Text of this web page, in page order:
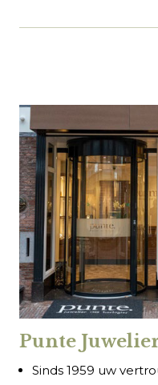
Punte
Sinds 1959 uw